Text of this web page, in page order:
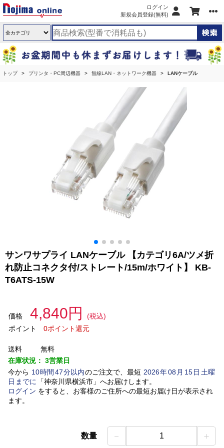
ログイン
新規会員登録(無料)
トップ プリンタ・PC周辺機器 無線LAN・ネットワーク機器 LANケーブル
サンワサプライ LANケーブル 【カテゴリ6A/ツメ折
れ防止コネクタ付/ストレート/15m/ホワイト】 KB-
T6ATS-15W
価格 4,840円
(税込)
ポイント
0ポイント還元
送料
無料
在庫状況： 3営業日
今から 10時間 47分以内のご注文で、最短 2026年08 月 15日土曜
日 までに 「神奈川県横浜市」 へお届けします。
ログイン をすると、お客様のご住所への最短お届け日が表示され
ます。
数量 － 1 ＋